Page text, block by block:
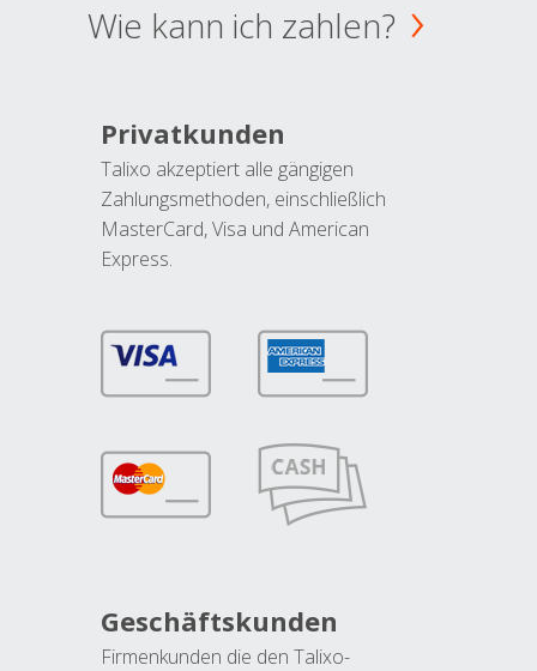
Wie kann ich zahlen?
Privatkunden
Talixo akzeptiert alle gängigen
Zahlungsmethoden, einschließlich
MasterCard, Visa und American
Express.
Geschäftskunden
Firmenkunden die den Talixo-